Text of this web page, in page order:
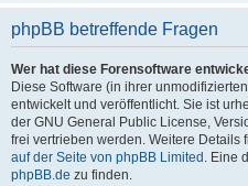
phpBB betreffende Fragen
Wer hat diese Forensoftware
Diese Software (in ihrer
entwickelt und veröffentlicht. Sie ist
der GNU General Public License,
frei vertrieben werden. Weitere Details
auf der Seite von phpBB Limited . Eine
phpBB.de zu finden.